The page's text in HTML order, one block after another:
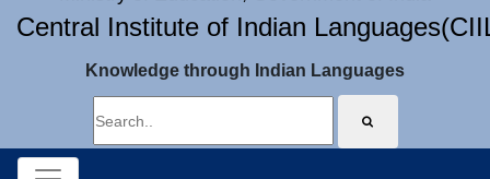
Central Institute of Indian
Knowledge through Indian Languages